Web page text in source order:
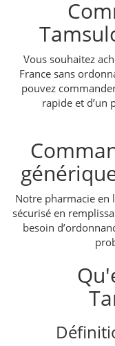
Vous souhaitez
France sans
pouvez
rapide et d’un
Notre pharmacie en
sécurisé en
besoin